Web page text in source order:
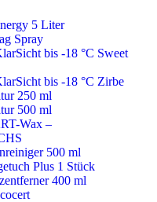
5 Liter
Spray
bis -18 °C Sweet
bis -18 °C Zirbe
250 ml
500 ml
Wax –
500 ml
Plus 1 Stück
400 ml